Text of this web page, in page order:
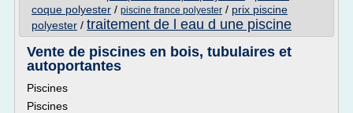
coque polyester / piscine france polyester / prix piscine
polyester / traitement de l eau d une piscine
Vente de piscines en bois, tubulaires et
autoportantes
Piscines
Piscines